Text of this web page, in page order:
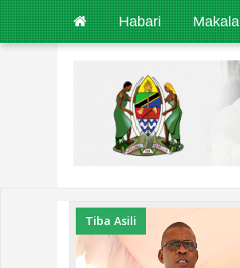
Habari Makala
Tiba Asili